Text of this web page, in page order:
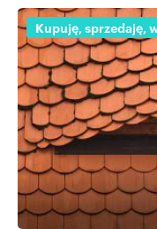
Kupuję, sprzedaję,